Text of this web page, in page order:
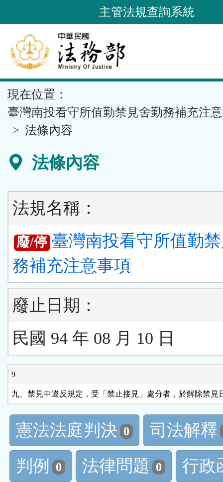
到
要
內
容
區
塊
主管法規查詢系統
現在位置：
臺灣南投看守所值勤禁見舍勤務補充注
法條內容
法條內容
法規名稱：
廢/停 臺灣南投看守所值勤
務補充注意事項
廢止日期：
民國 94 年 08 月 10 日
9
九、禁見中違反規定，受「禁止接見」處分者，於解除禁見
憲法法庭判決 0
司法解釋
判例
0 法律問題 0
行政